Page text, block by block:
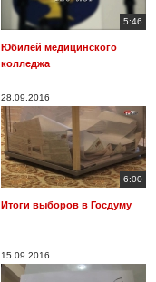
5:46
Юбилей медицинского
колледжа
28.09.2016
6:00
Итоги выборов в Госдуму
15.09.2016